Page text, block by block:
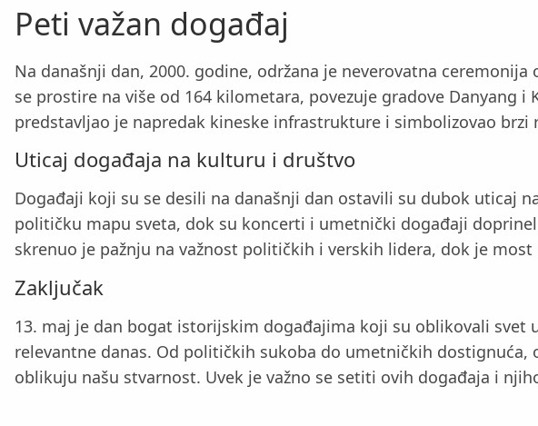
Peti važan događaj
Na današnji dan, 2000. godine, održana je neverovatna
se prostire na više od 164 kilometara, povezuje gradove Danyang
predstavljao je napredak kineske infrastrukture i simbolizovao brzi
Uticaj događaja na kulturu i društvo
Događaji koji su se desili na današnji dan ostavili su dubok uticaj
političku mapu sveta, dok su koncerti i umetnički događaji
skrenuo je pažnju na važnost političkih i verskih lidera, dok je
Zaključak
13. maj je dan bogat istorijskim događajima koji su oblikovali svet
relevantne danas. Od političkih sukoba do umetničkih
oblikuju našu stvarnost. Uvek je važno se setiti ovih događaja i